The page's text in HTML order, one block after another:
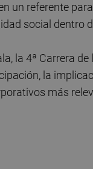
un referente
social dentro
la 4ª Carrera
la
más